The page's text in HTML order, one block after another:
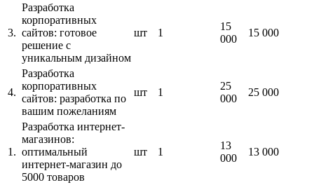
3.
Разработка
корпоративных
сайтов: готовое
решение с
уникальным дизайном
шт 1
15
000
15 000
4.
Разработка
корпоративных
сайтов: разработка по
вашим пожеланиям
шт 1
25
000
25 000
1.
Разработка интернет-
магазинов:
оптимальный
интернет-магазин до
5000 товаров
шт 1
13
000
13 000